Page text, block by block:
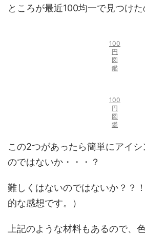
ところが最近100均一で見つけた
100
円
図
鑑
100
円
図
鑑
この2つがあったら簡単にアイ
のではないか・・・？
難しくはないのではないか？？
的な感想です。
）
上記のような材料もあるので、